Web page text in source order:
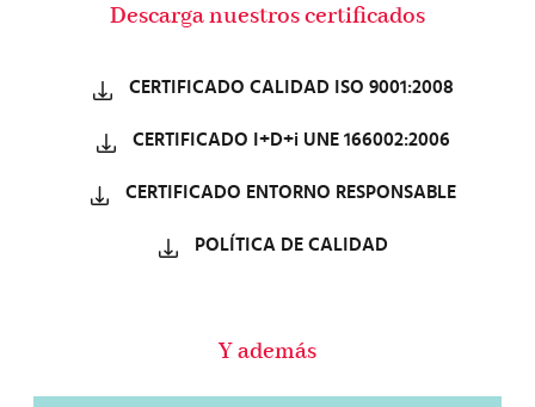
Descarga nuestros certificados
CERTIFICADO CALIDAD ISO 9001:2008
CERTIFICADO I+D+i UNE 166002:2006
CERTIFICADO ENTORNO RESPONSABLE
POLÍTICA DE CALIDAD
Y además